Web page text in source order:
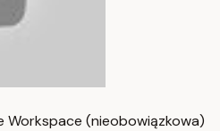
Workspace (nieobowiązkowa)